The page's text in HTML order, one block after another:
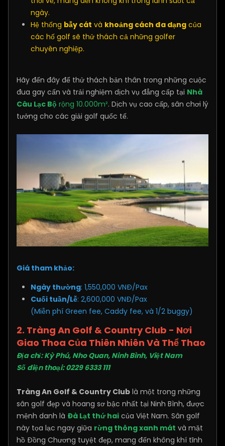
ngày.
Hệ thống bẫy cát và khoảng cách đa dạng của
các hố golf sẽ thử thách cả những golfer
chuyên nghiệp.
Hãy đến đây để thử thách bản thân trong những cuộc
đua gay cấn và trải nghiệm dịch vụ đẳng cấp tại Nhà
Câu Lạc Bộ rộng 10.000m². Dịch vụ cao cấp, sân chơi lý
tưởng cho các giải golf quốc tế.
Giá tham khảo:
Ngày thường: 1,550,000 VNĐ/Pax
Cuối tuần/Lễ: 2,600,000 VNĐ/Pax
(Miễn phí Green fee, Caddy fee, và 1/2 buggy)
2. Tràng An Golf & Country Club - Nơi
Giao Thoa Của Thiên Nhiên Và Thể Thao
Địa chỉ: Kỳ Phú, Nho Quan, Ninh Bình, Việt Nam
Số điện thoại: 0229 6333 111
Tràng An Golf & Country Club là một trong những
sân golf đẹp và hoang sơ bậc nhất tại Ninh Bình, được
mệnh danh là Đà Lạt thứ hai của Việt Nam. Sân golf
này tọa lạc ngay giữa rừng thông xanh mát và mặt
hồ Đồng Chương tuyệt đẹp, mang đến không khí tĩnh